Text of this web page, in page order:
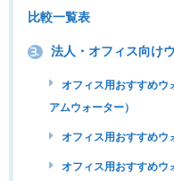
比較一覧表
3. 法人・オフィス向け
オフィス用おすすめ
アムウォーター）
オフィス用おすすめウ
オフィス用おすすめウ